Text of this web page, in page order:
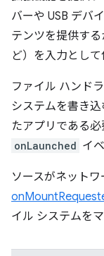
バーや USB デバ
テンツを提供す
ど）を入力として
ファイル ハンド
システムを書き
たアプリである
onLaunched イ
ソースがネットワ
イル システムを